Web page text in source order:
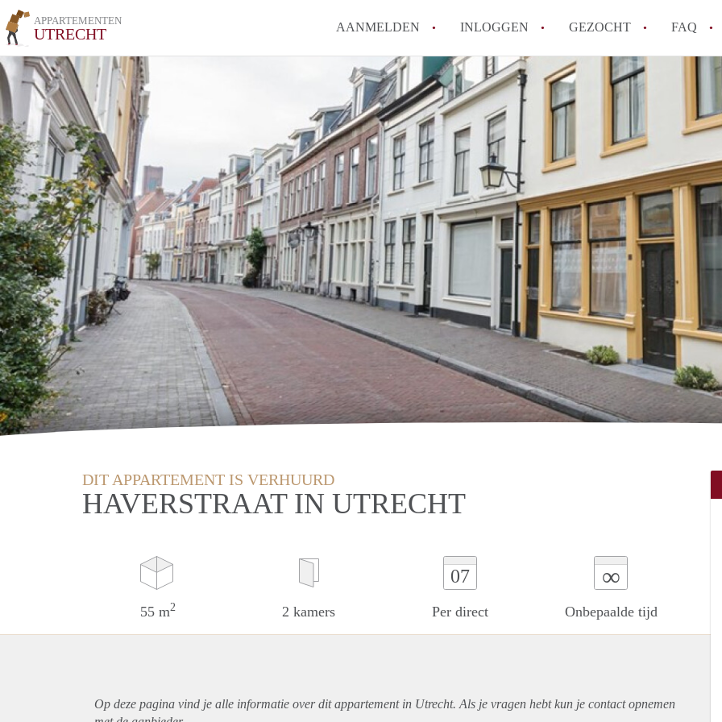
APPARTEMENTEN
UTRECHT AANMELDEN INLOGGEN GEZOCHT FAQ
How to translate AppartementenUtrecht!
Wat is AppartementenUtrecht?
Wat is de privacyverklaring van
Berekent AppartementenUtrecht
makelaarsvergoeding/
Is AppartementenUtrecht verantwoordelijk
Appartement / Appartementen in Utrecht?
Alle veelgestelde vragen
DIT APPARTEMENT IS VERHUURD
HAVERSTRAAT IN UTRECHT
55 m2 2 kamers
07
Per direct
∞
Onbepaalde tijd
Op deze pagina vind je alle informatie over ditappartementin Utrecht. Als je vragen hebt kun je contact opnemen